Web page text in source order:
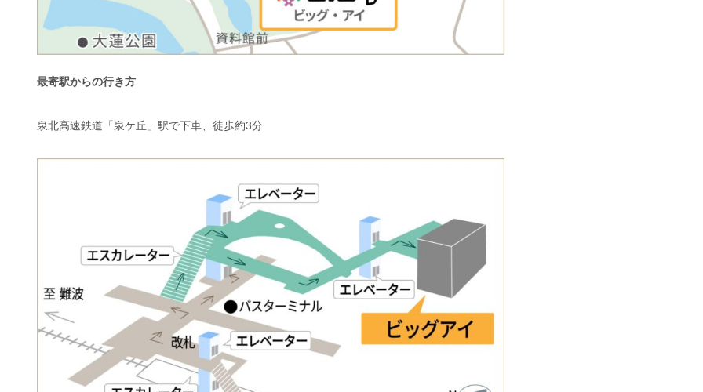
最寄駅からの行き方
泉北高速鉄道「泉ケ丘」駅で下車、徒歩約3分